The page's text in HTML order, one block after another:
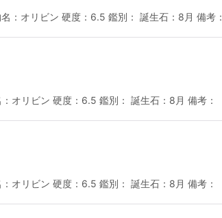
：オリビン 硬度：6.5 鑑別： 誕生石：8月 備考：
オリビン 硬度：6.5 鑑別： 誕生石：8月 備考：
オリビン 硬度：6.5 鑑別： 誕生石：8月 備考：